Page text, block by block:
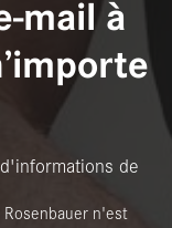
mail à
de
n'est